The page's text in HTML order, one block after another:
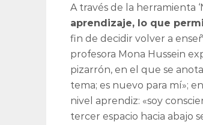
A través de la herramienta
aprendizaje, lo que
fin de decidir volver a
profesora Mona Hussein
pizarrón, en el que se
tema; es nuevo para mí»;
nivel aprendiz: «soy
tercer espacio hacia abajo